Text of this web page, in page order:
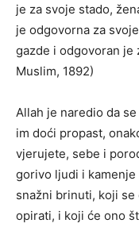
je za svoje stado,
je odgovorna za
gazde i odgovoran je
Muslim, 1892)
Allah je naredio da
im doći propast,
vjerujete, sebe i
gorivo ljudi i
snažni brinuti, koji
opirati, i koji će ono